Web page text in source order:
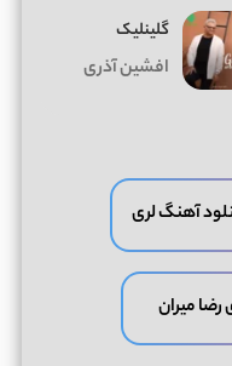
گلینلیک
افشین آذری
آهنگ لری
میران